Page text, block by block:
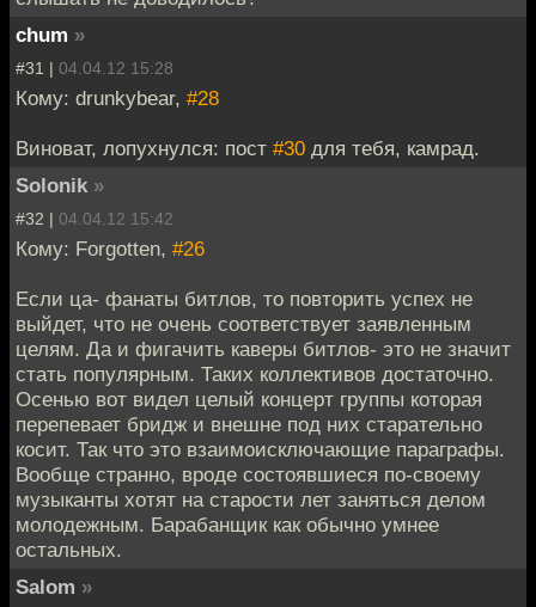
chum »
#31 | 04.04.12 15:28
Кому: drunkybear, #28
Виноват, лопухнулся: пост #30 для тебя, камрад.
Solonik »
#32 | 04.04.12 15:42
Кому: Forgotten, #26
Если ца- фанаты битлов, то повторить успех не
выйдет, что не очень соответствует заявленным
целям. Да и фигачить каверы битлов- это не значит
стать популярным. Таких коллективов достаточно.
Осенью вот видел целый концерт группы которая
перепевает бридж и внешне под них старательно
косит. Так что это взаимоисключающие параграфы.
Вообще странно, вроде состоявшиеся по-своему
музыканты хотят на старости лет заняться делом
молодежным. Барабанщик как обычно умнее
остальных.
Salom »